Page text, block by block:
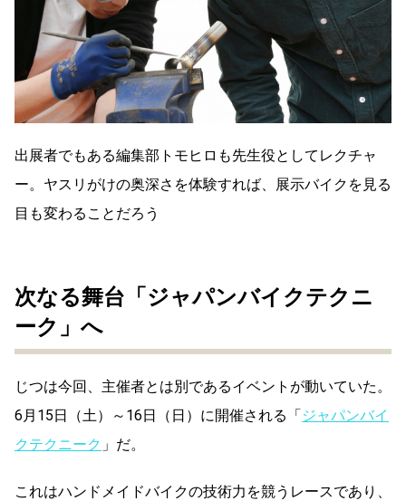
出展者でもある編集部トモヒロも先生役としてレクチャ
ー。ヤスリがけの奥深さを体験すれば、展示バイクを見る
目も変わることだろう
次なる舞台「ジャパンバイクテクニ
ーク」へ
じつは今回、主催者とは別であるイベントが動いていた。
6月15日（土）～16日（日）に開催される「ジャパンバイ
クテクニーク 」だ。
これはハンドメイドバイクの技術力を競うレースであり、